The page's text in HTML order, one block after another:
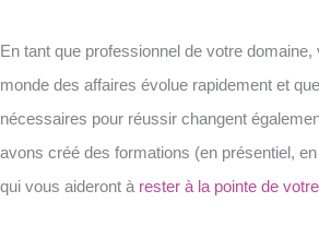
En tant que professionnel de votre
monde des affaires évolue rapidement et
nécessaires pour réussir changent
avons créé des formations (en présentiel,
qui vous aideront à rester à la pointe de